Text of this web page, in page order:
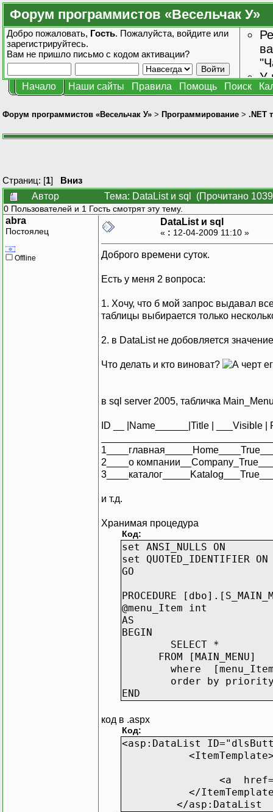
Форум программистов «Весельчак У»
Добро пожаловать, Гость. Пожалуйста, войдите или
зарегистрируйтесь.
Вам не пришло письмо с кодом активации?
У
Начало Наши сайты Правила Помощь Поиск
Форум программистов «Весельчак У» > Программирование > .NET
Страниц: [1] Вниз
Автор
Тема: DataList и sql (Прочитано
0 Пользователей и 1 Гость смотрят эту тему.
abra
Постоялец
Offline
DataList и sql
« : 12-04-2009 11:10 »
Доброго времени суток.
Есть у меня 2 вопроса:
1. Хочу, что б мой запрос выдавал
таблицы выбирается только
2. в DataList не добовляется
Что делать и кто виноват?
в sql server 2005, табличка
ID __ |Name______|Title | ___Visible |
2____о
и т.д.
Хранимая процедура
Код:
set ANSI_NULLS ON
set QUOTED_IDENTIFIER ON
GO
PROCEDURE
@menu_Item int
AS
BEGIN
SELECT *
FROM [MAIN_MENU]
where [menu_Item] =
order by
END
код в .aspx
Код:
<asp:DataList
<a
</
</asp:DataList